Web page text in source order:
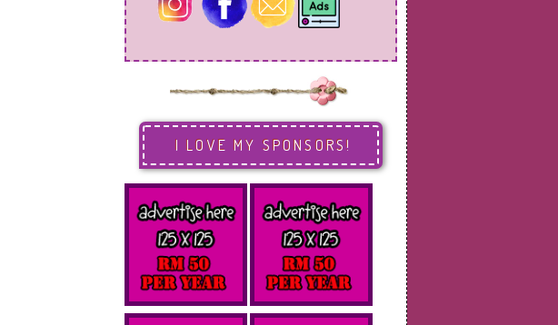
I LOVE MY SPONSORS!